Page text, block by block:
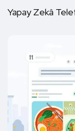
Yapay Zekâ